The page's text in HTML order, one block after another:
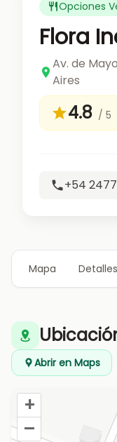
Opciones
Flora
Av. de
Aires
4.8 / 5
+54
Mapa Detalles
Abrir en Maps
+
–